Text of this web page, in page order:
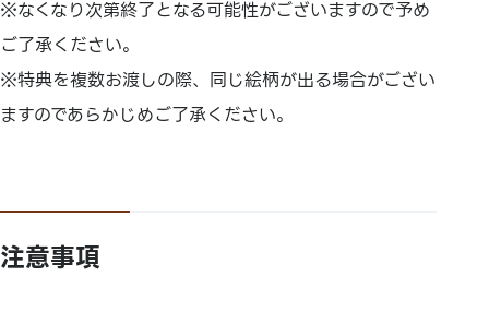
※なくなり次第終了となる可能性がございますので予め
ご了承ください。
※特典を複数お渡しの際、同じ絵柄が出る場合がござい
ますのであらかじめご了承ください。
注意事項